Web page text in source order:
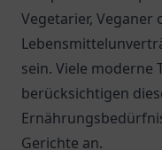
Vegetarier, Veganer
sein. Viele moderne
berücksichtigen
Gerichte an.